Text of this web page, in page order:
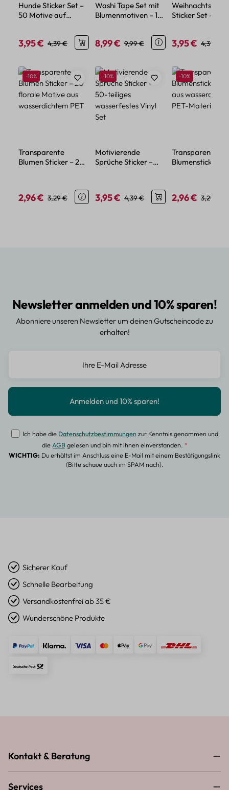
Hunde Sticker Set –
50 Motive auf
Verkaufspreis:
3,95 € Regulärer Preis:
4,39 €
Washi Tape Set mit
Blumenmotiven – 12
Verkaufspreis:
8,99 € Regulärer Preis:
9,99 €
Weihnachts
Sticker Set – 50
Verkaufspreis:
3,95 € 4,39 €
Produktgalerie überspringen
Rabatt
-10%
Transparente
Blumen Sticker – 20
Verkaufspreis:
2,96 € Regulärer Preis:
3,29 €
Rabatt
-10%
Motivierende
Sprüche Sticker –
Verkaufspreis:
3,95 € Regulärer Preis:
4,39 €
Rabatt
-10%
Transparente
Blumensticker –
Verkaufspreis:
2,96 € 3,29 €
Newsletter anmelden und 10% sparen!
Abonniere unseren Newsletter um deinen Gutscheincode zu
erhalten!
Ich habe die Datenschutzbestimmungenzur Kenntnis genommen und
dieAGBgelesen und bin mit ihnen einverstanden. *
WICHTIG: Du erhältst im Anschluss eine E-Mail mit einem Bestätigungslink
(Bitte schaue auch im SPAM nach).
Sicherer Kauf
Schnelle Bearbeitung
Versandkostenfrei ab 35 €
Wunderschöne Produkte
Kontakt & Beratung
Services